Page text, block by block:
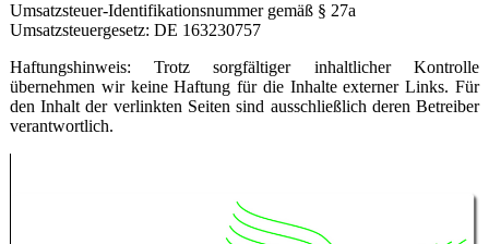
Umsatzsteuer-Identifikationsnummer gemäß § 27a
Umsatzsteuergesetz: DE 163230757
Haftungshinweis: Trotz sorgfältiger inhaltlicher Kontrolle
übernehmen wir keine Haftung für die Inhalte externer Links. Für
den Inhalt der verlinkten Seiten sind ausschließlich deren Betreiber
verantwortlich.